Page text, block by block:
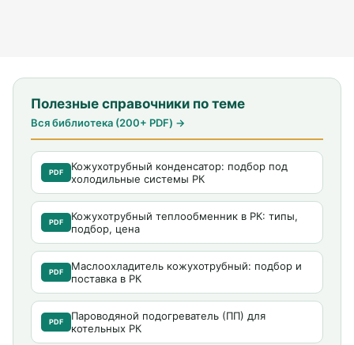
Полезные справочники по теме
Вся библиотека (200+ PDF) →
PDF
Кожухотрубный конденсатор: подбор под
холодильные системы РК
PDF
Кожухотрубный теплообменник в РК: типы,
подбор, цена
PDF
Маслоохладитель кожухотрубный: подбор и
поставка в РК
PDF
Пароводяной подогреватель (ПП) для
котельных РК